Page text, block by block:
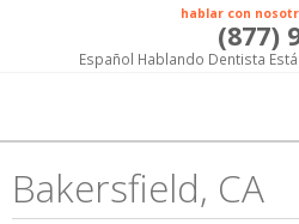
hablar con
(877)
Español Hablando Dentista
Bakersfield, CA